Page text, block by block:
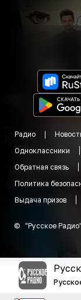
Радио
Одноклассники
Обратная связь
Политика
Выдача призов
© "Русское Радио"